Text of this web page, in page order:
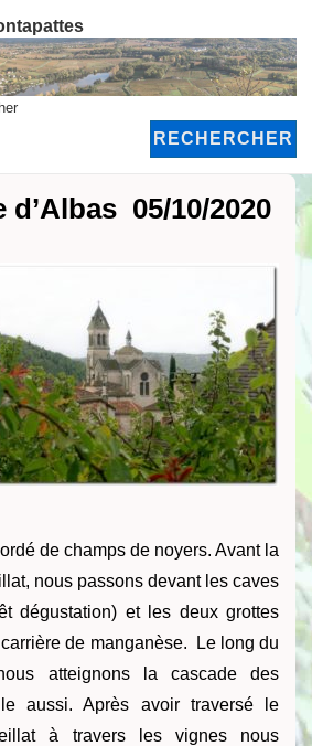
RECHERCHER
d’Albas 05/10/2020
de champs de noyers. Avant la
nous passons devant les caves
dégustation) et les deux grottes
de manganèse. Le long du
atteignons la cascade des
aussi. Après avoir traversé le
à travers les vignes nous